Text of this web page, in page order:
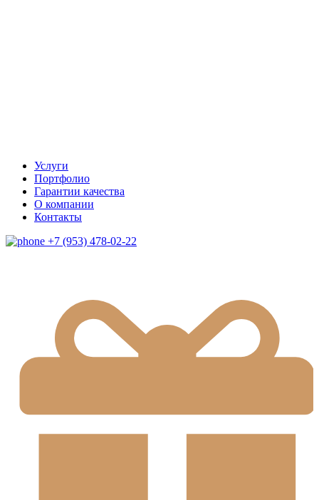
Услуги
Портфолио
Гарантии качества
О компании
Контакты
+7 (953) 478-02-22